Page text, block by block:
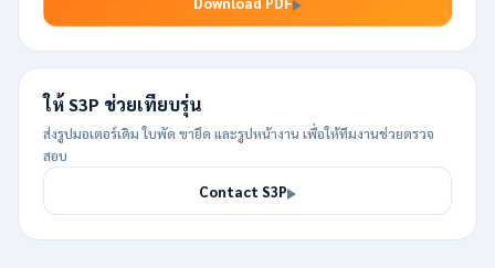
ให้ S3P ช่วยเทียบรุ่น
ส่งรูปมอเตอร์เดิม ใบพัด ขายึด และรูปหน้างาน เพื่อให้ทีมงานช่วยตรวจ
สอบ
Contact S3P